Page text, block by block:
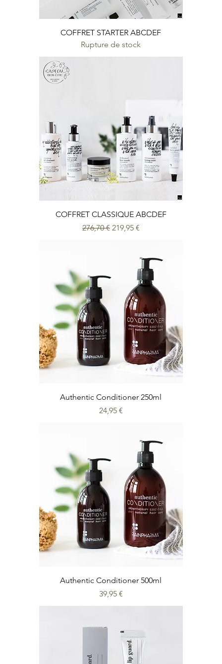
COFFRET STARTER ABCDEF
Rupture de stock
COFFRET CLASSIQUE ABCDEF
Prix original
276,70 € Prix promotionnel
219,95 €
Authentic Conditioner 250ml
Prix
24,95 €
Authentic Conditioner 500ml
Prix
39,95 €